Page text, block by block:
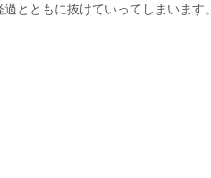
とともに抜けていってしまいます。